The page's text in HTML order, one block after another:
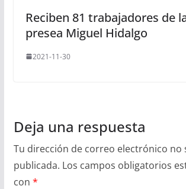
Reciben 81 trabajadores de
presea Miguel Hidalgo
2021-11-30
Deja una respuesta
Tu dirección de correo electrónico no
publicada. Los campos obligatorios
con *